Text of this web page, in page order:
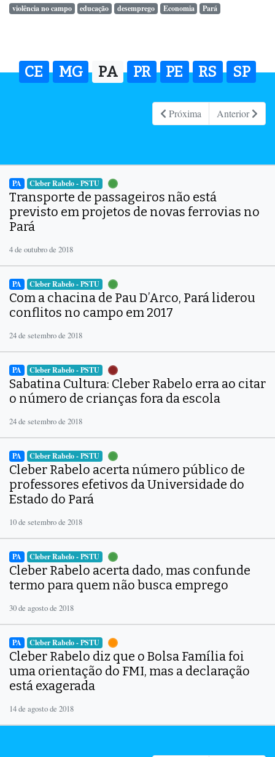
violência no campo
educação desemprego Economia Pará
CE MG PA PR PE RS SP
Próxima Anterior
PA Cleber Rabelo - PSTU
Transporte de passageiros não está
previsto em projetos de novas ferrovias no
Pará
4 de outubro de 2018
PA Cleber Rabelo - PSTU
Com a chacina de Pau D’Arco, Pará liderou
conflitos no campo em 2017
24 de setembro de 2018
PA Cleber Rabelo - PSTU
Sabatina Cultura: Cleber Rabelo erra ao citar
o número de crianças fora da escola
24 de setembro de 2018
PA Cleber Rabelo - PSTU
Cleber Rabelo acerta número público de
professores efetivos da Universidade do
Estado do Pará
10 de setembro de 2018
PA Cleber Rabelo - PSTU
Cleber Rabelo acerta dado, mas confunde
termo para quem não busca emprego
30 de agosto de 2018
PA Cleber Rabelo - PSTU
Cleber Rabelo diz que o Bolsa Família foi
uma orientação do FMI, mas a declaração
está exagerada
14 de agosto de 2018